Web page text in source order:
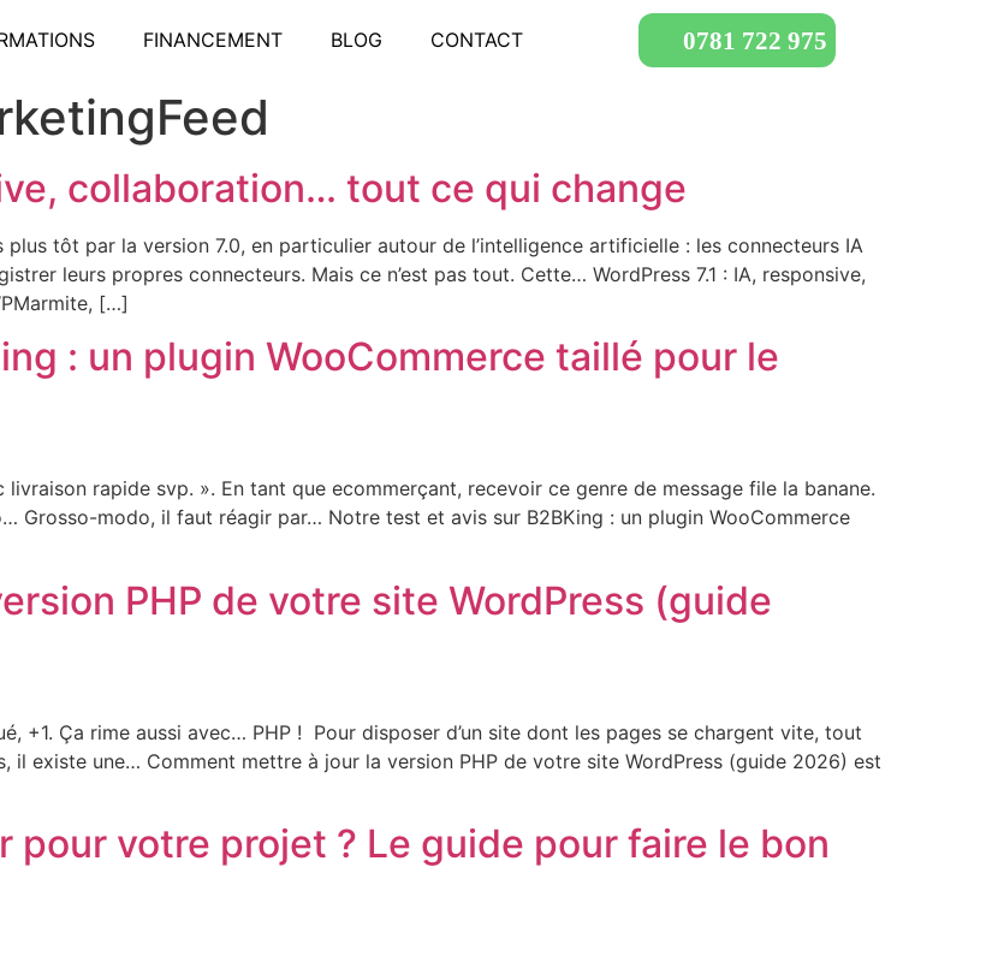
FINANCEMENT BLOG CONTACT 0781 722 975
collaboration… tout ce qui change
tôt par la version 7.0, en particulier autour de l’intelligence artificielle : les connecteurs IA
leurs propres connecteurs. Mais ce n’est pas tout. Cette… WordPress 7.1 : IA, responsive,
[…]
: un plugin WooCommerce taillé pour le
rapide svp. ». En tant que ecommerçant, recevoir ce genre de message file la banane.
Grosso-modo, il faut réagir par… Notre test et avis sur B2BKing : un plugin WooCommerce
PHP de votre site WordPress (guide
+1. Ça rime aussi avec… PHP ! Pour disposer d’un site dont les pages se chargent vite, tout
existe une… Comment mettre à jour la version PHP de votre site WordPress (guide 2026) est
votre projet ? Le guide pour faire le bon